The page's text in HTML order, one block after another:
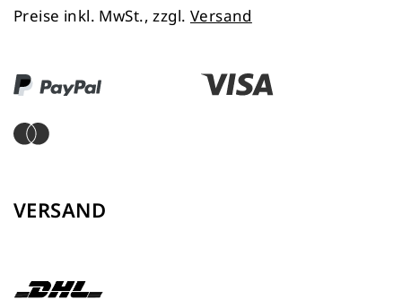
Preise inkl. MwSt., zzgl. Versand
VERSAND